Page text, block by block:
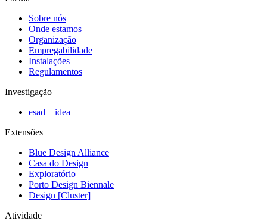
Sobre nós
Onde estamos
Organização
Empregabilidade
Instalações
Regulamentos
Investigação
esad—idea
Extensões
Blue Design Alliance
Casa do Design
Exploratório
Porto Design Biennale
Design [Cluster]
Atividade